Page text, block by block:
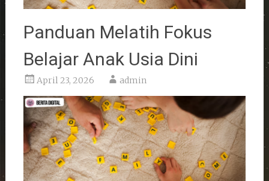
Panduan Melatih Fokus
Belajar Anak Usia Dini
April 23, 2026 admin